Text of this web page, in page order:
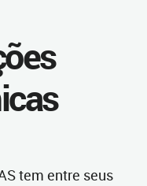
tem entre seus